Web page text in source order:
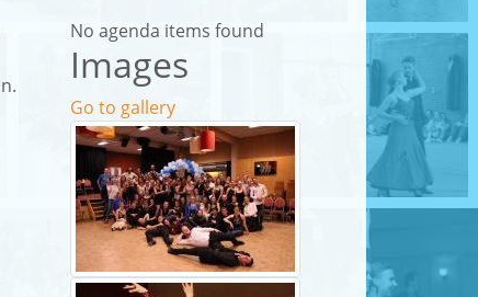
No agenda items found
Images
Go to gallery